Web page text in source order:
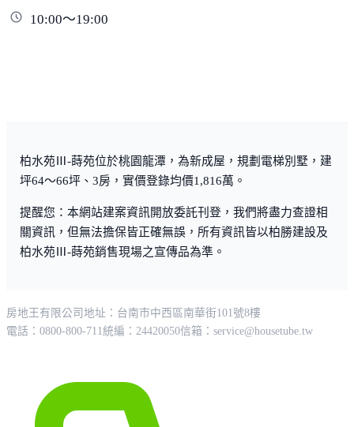
10:00～19:00
柏水苑Ⅲ-蒔苑位於桃園龍潭，為新成屋，規劃電梯別墅，建
坪64～66坪、3房，實價登錄均價1,816萬。
提醒您：本網站建案資訊開放委託刊登，我們將盡力查證相
關資訊，但無法擔保皆正確無誤，所有資訊皆以柏勝建設及
柏水苑Ⅲ-蒔苑銷售現場之宣傳品為準。
房地王有限公司 地址：台南市中西區南華街101號8樓
電話：0800-800-711統編：24420050信箱： service@housetube.tw